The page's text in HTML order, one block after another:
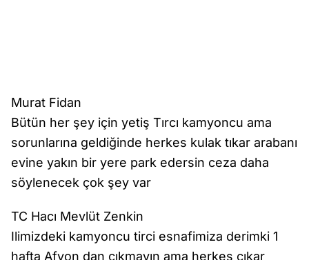
Murat Fidan
Bütün her şey için yetiş Tırcı kamyoncu ama
sorunlarına geldiğinde herkes kulak tıkar arabanı
evine yakın bir yere park edersin ceza daha
söylenecek çok şey var
TC Hacı Mevlüt Zenkin
Ilimizdeki kamyoncu tirci esnafimiza derimki 1
hafta Afyon dan çıkmayın ama herkes çıkar